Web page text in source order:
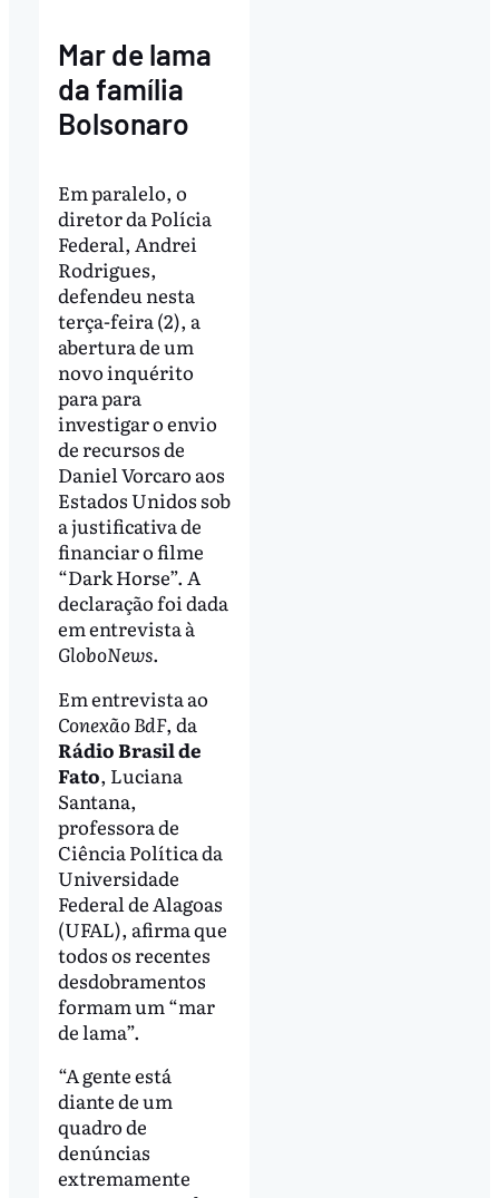
Mar de lama
da família
Bolsonaro
Em paralelo, o
diretor da Polícia
Federal, Andrei
Rodrigues,
defendeu nesta
terça-feira (2), a
abertura de um
novo inquérito
para para
investigar o envio
de recursos de
Daniel Vorcaro aos
Estados Unidos sob
a justificativa de
financiar o filme
“Dark Horse”. A
declaração foi dada
em entrevista à
GloboNews.
Em entrevista ao
Conexão BdF, da
Rádio Brasil de
Fato, Luciana
Santana,
professora de
Ciência Política da
Universidade
Federal de Alagoas
(UFAL), afirma que
todos os recentes
desdobramentos
formam um “mar
de lama”.
“A gente está
diante de um
quadro de
denúncias
extremamente